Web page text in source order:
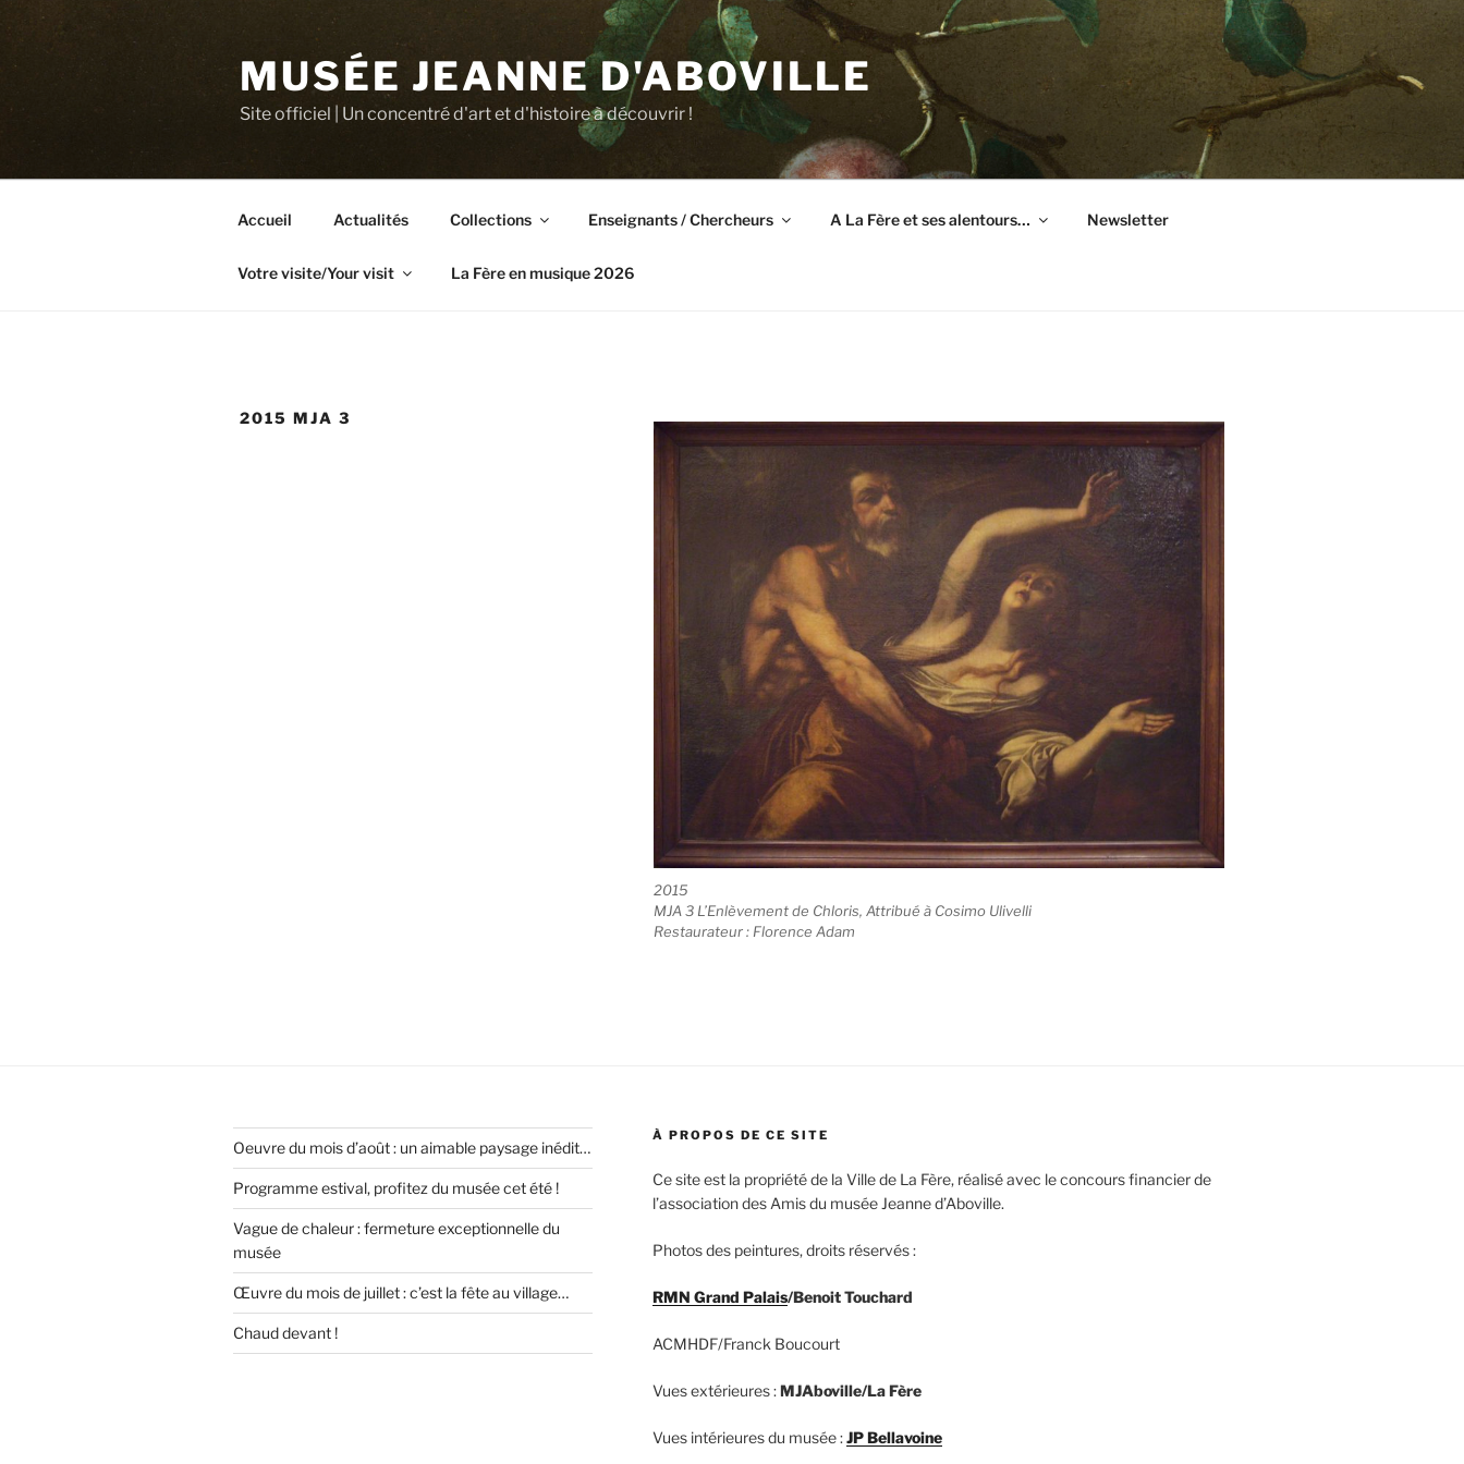
contenu
MUSÉE JEANNE D'ABOVILLE
Site officiel | Un concentré d'art et d'histoire à découvrir !
Accueil Actualités Collections Enseignants / Chercheurs A La Fère et ses alentours… Newsletter
Votre visite/Your visit La Fère en musique 2026
2015 MJA 3
2015
MJA 3 L’Enlèvement de Chloris, Attribué à Cosimo Ulivelli
Restaurateur : Florence Adam
Oeuvre du mois d’août : un aimable paysage inédit…
Programme estival, profitez du musée cet été !
Vague de chaleur : fermeture exceptionnelle du
musée
Œuvre du mois de juillet : c’est la fête au village…
Chaud devant !
À PROPOS DE CE SITE
Ce site est la propriété de la Ville de La Fère, réalisé avec le concours financier de
l’association des Amis du musée Jeanne d’Aboville.
Photos des peintures, droits réservés :
RMN Grand Palais/Benoit Touchard
ACMHDF/Franck Boucourt
Vues extérieures :MJAboville/La Fère
Vues intérieures du musée :JP Bellavoine